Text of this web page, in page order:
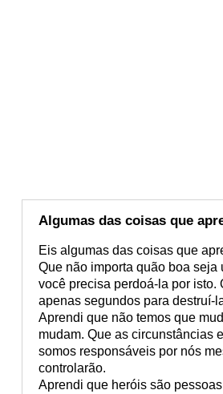
Algumas das coisas que
Eis algumas das coisas que
Que não importa quão boa
você precisa perdoá-la por isto.
apenas segundos para destruí-
Aprendi que não temos que
mudam. Que as circunstâncias
somos responsáveis por nós
controlarão.
Aprendi que heróis são